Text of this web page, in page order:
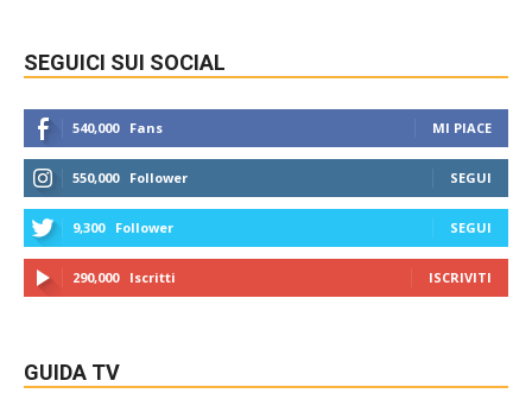
SEGUICI SUI SOCIAL
540,000 Fans MI PIACE
550,000 Follower SEGUI
9,300 Follower SEGUI
290,000 Iscritti ISCRIVITI
GUIDA TV